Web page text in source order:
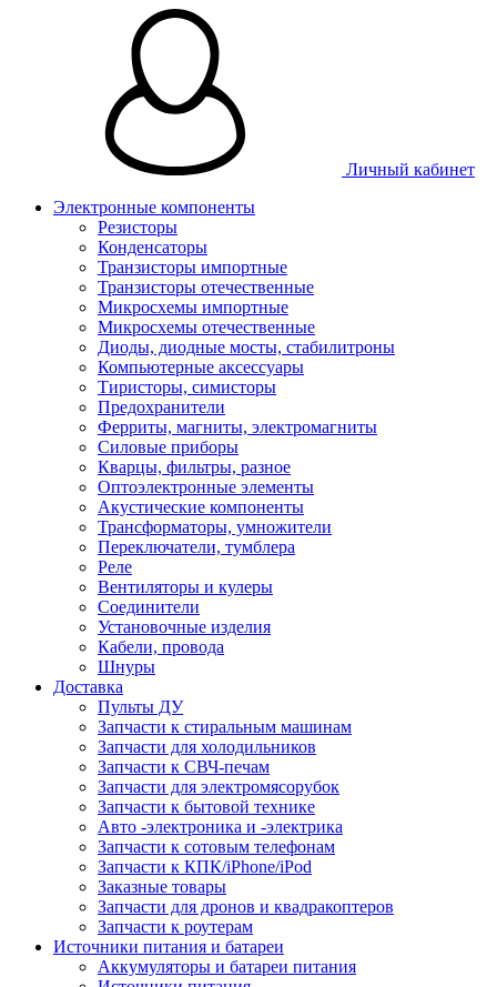
Личный кабинет
Электронные компоненты
Резисторы
Конденсаторы
Транзисторы импортные
Транзисторы отечественные
Микросхемы импортные
Микросхемы отечественные
Диоды, диодные мосты, стабилитроны
Компьютерные аксессуары
Тиристоры, симисторы
Предохранители
Ферриты, магниты, электромагниты
Силовые приборы
Кварцы, фильтры, разное
Оптоэлектронные элементы
Акустические компоненты
Трансформаторы, умножители
Переключатели, тумблера
Реле
Вентиляторы и кулеры
Соединители
Установочные изделия
Кабели, провода
Шнуры
Доставка
Пульты ДУ
Запчасти к стиральным машинам
Запчасти для холодильников
Запчасти к СВЧ-печам
Запчасти для электромясорубок
Запчасти к бытовой технике
Авто -электроника и -электрика
Запчасти к сотовым телефонам
Запчасти к КПК/iPhone/iPod
Заказные товары
Запчасти для дронов и квадракоптеров
Запчасти к роутерам
Источники питания и батареи
Аккумуляторы и батареи питания